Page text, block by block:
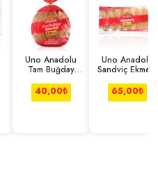
Uno Anadolu
Tam Buğday
40,00₺
Uno Anadolu
Sandviç Ekmeği
65,00₺